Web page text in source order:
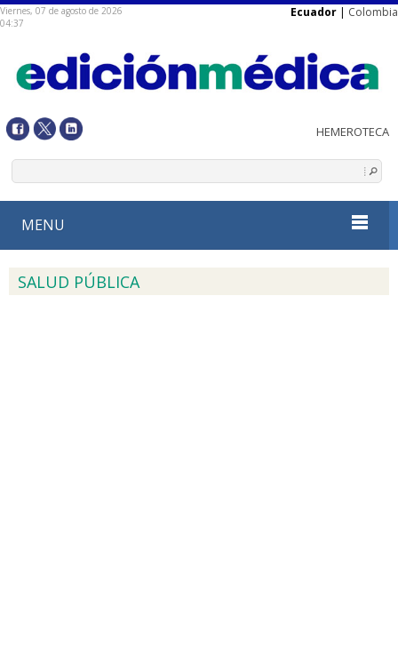
Viernes, 07 de agosto de 2026
04:37
Ecuador | Colombia
MENU
SALUD PÚBLICA